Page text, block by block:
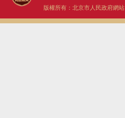
版權所有：北京市人民政府網站